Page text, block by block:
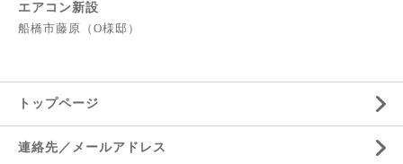
エアコン新設
船橋市藤原（O様邸）
トップページ
連絡先／メールアドレス